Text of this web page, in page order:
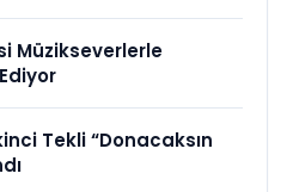
Müzikseverlerle
Tekli “Donacaksın